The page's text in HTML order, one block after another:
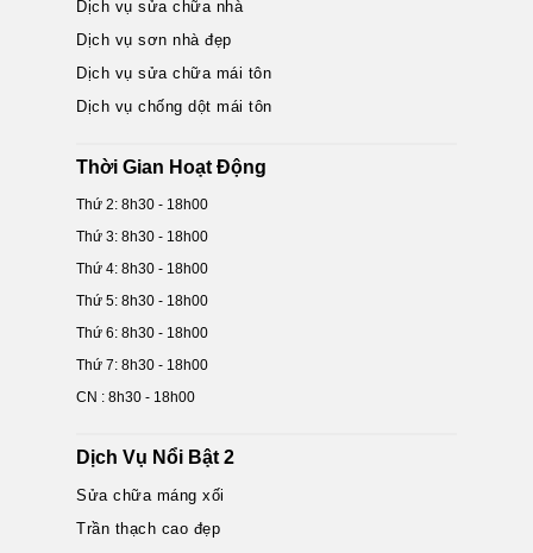
Dịch vụ sửa chữa nhà
Dịch vụ sơn nhà đẹp
Dịch vụ sửa chữa mái tôn
Dịch vụ chống dột mái tôn
Thời Gian Hoạt Động
Thứ 2: 8h30 - 18h00
Thứ 3: 8h30 - 18h00
Thứ 4: 8h30 - 18h00
Thứ 5: 8h30 - 18h00
Thứ 6: 8h30 - 18h00
Thứ 7: 8h30 - 18h00
CN : 8h30 - 18h00
Dịch Vụ Nổi Bật 2
Sửa chữa máng xối
Trần thạch cao đẹp